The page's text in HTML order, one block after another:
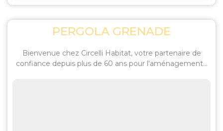
PERGOLA GRENADE
Bienvenue chez Circelli Habitat, votre partenaire de
confiance depuis plus de 60 ans pour l'aménagement...